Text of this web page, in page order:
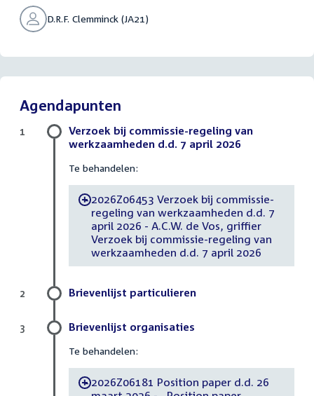
D.R.F. Clemminck (JA21)
Agendapunten
Verzoek bij commissie-regeling van
werkzaamheden d.d. 7 april 2026
Te behandelen:
-2026Z06453 Verzoek bij commissie-
regeling van werkzaamheden d.d. 7
april 2026 - A.C.W. de Vos, griffier
Verzoek bij commissie-regeling van
werkzaamheden d.d. 7 april 2026
1
Brievenlijst particulieren
2
Brievenlijst organisaties
Te behandelen:
-2026Z06181 Position paper d.d. 26
3